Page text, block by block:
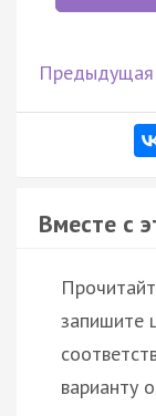
Предыдущая
Вместе с
запишите
варианту